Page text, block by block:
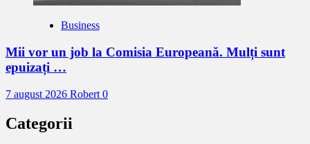
Business
Mii vor un job la Comisia Europeană. Mulți sunt
epuizați …
7 august 2026 Robert 0
Categorii